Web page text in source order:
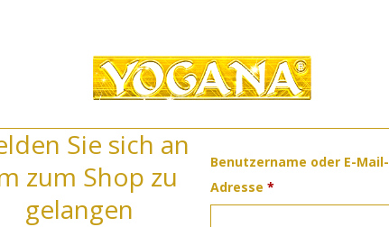
Sie sich an
zum Shop zu
gelangen
Benutzername oder E-Mail-
Adresse *Erforderlich